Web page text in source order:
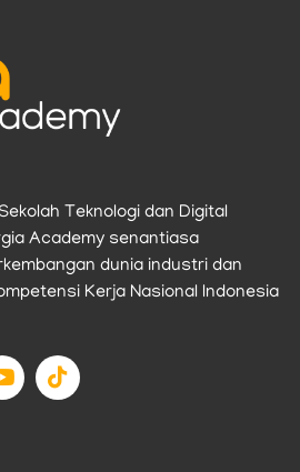
Teknologi dan Digital
Academy senantiasa
dunia industri dan
Kerja Nasional Indonesia
Y
o
u
T
i
k